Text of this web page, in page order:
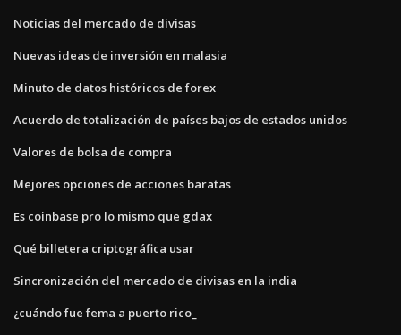
Noticias del mercado de divisas
Nuevas ideas de inversión en malasia
Minuto de datos históricos de forex
Acuerdo de totalización de países bajos de estados unidos
Valores de bolsa de compra
Mejores opciones de acciones baratas
Es coinbase pro lo mismo que gdax
Qué billetera criptográfica usar
Sincronización del mercado de divisas en la india
¿cuándo fue fema a puerto rico_